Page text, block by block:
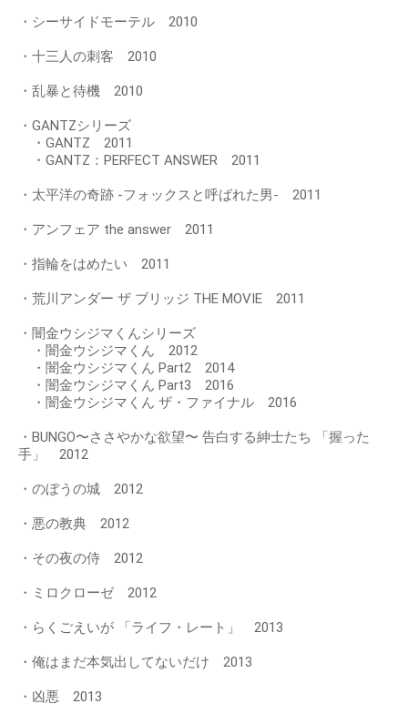
・シーサイドモーテル 2010
・十三人の刺客 2010
・乱暴と待機 2010
・GANTZシリーズ
・GANTZ 2011
・GANTZ：PERFECT ANSWER 2011
・太平洋の奇跡 -フォックスと呼ばれた男- 2011
・アンフェア the answer 2011
・指輪をはめたい 2011
・荒川アンダー ザ ブリッジ THE MOVIE 2011
・闇金ウシジマくんシリーズ
・闇金ウシジマくん 2012
・闇金ウシジマくん Part2 2014
・闇金ウシジマくん Part3 2016
・闇金ウシジマくん ザ・ファイナル 2016
・BUNGO〜ささやかな欲望〜 告白する紳士たち 「握った
手」 2012
・のぼうの城 2012
・悪の教典 2012
・その夜の侍 2012
・ミロクローゼ 2012
・らくごえいが 「ライフ・レート」 2013
・俺はまだ本気出してないだけ 2013
・凶悪 2013